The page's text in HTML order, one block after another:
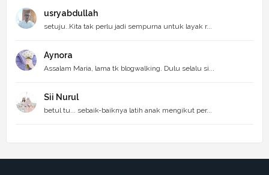
usryabdullah
setuju..Kita tak perlu jadi sempurna untuk layak r...
Aynora
Assalam Maria, lama tk blogwalking. Dulu selalu si...
Sii Nurul
betul tu... sebaik-baiknya latih anak mengikut per...